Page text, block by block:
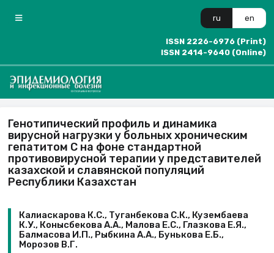
ru en
ISSN 2226-6976 (Print)
ISSN 2414-9640 (Online)
Генотипический профиль и динамика
вирусной нагрузки у больных хроническим
гепатитом С на фоне стандартной
противовирусной терапии у представителей
казахской и славянской популяций
Республики Казахстан
Калиаскарова К.С., Туганбекова С.К., Кузембаева
К.У., Конысбекова А.А., Малова Е.С., Глазкова Е.Я.,
Балмасова И.П., Рыбкина А.А., Бунькова Е.Б.,
Морозов В.Г.